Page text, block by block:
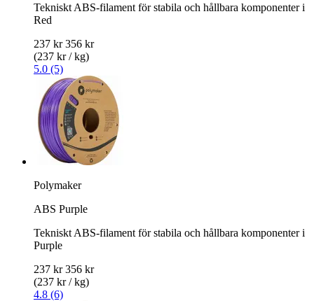
Tekniskt ABS-filament för stabila och hållbara komponenter i
Red
237 kr 356 kr
(237 kr / kg)
5.0 (5)
Polymaker
ABS Purple
Tekniskt ABS-filament för stabila och hållbara komponenter i
Purple
237 kr 356 kr
(237 kr / kg)
4.8 (6)